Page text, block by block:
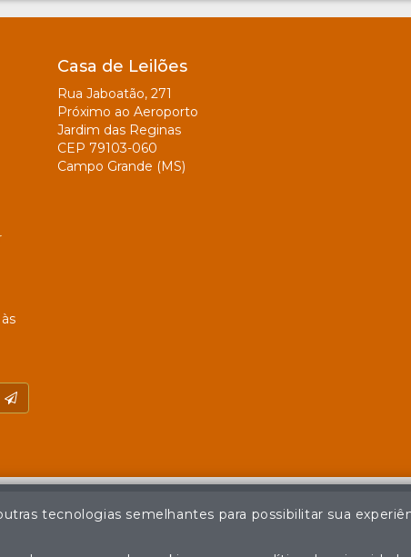
Casa de Leilões
Rua Jaboatão, 271
Próximo ao Aeroporto
Jardim das Reginas
CEP 79103-060
Campo Grande (MS)
tecnologias semelhantes para possibilitar sua